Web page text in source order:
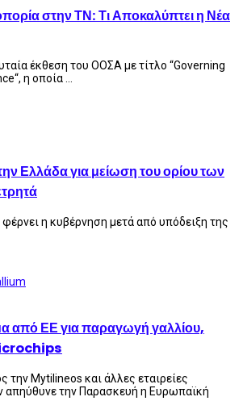
στην ΤΝ: Τι Αποκαλύπτει η Νέα
έκθεση του ΟΟΣΑ με τίτλο “Governing
η οποία ...
Ελλάδα για μείωση του ορίου των
η κυβέρνηση μετά από υπόδειξη της
από ΕΕ για παραγωγή γαλλίου,
την Mytilineos και άλλες εταιρείες
την Παρασκευή η Ευρωπαϊκή